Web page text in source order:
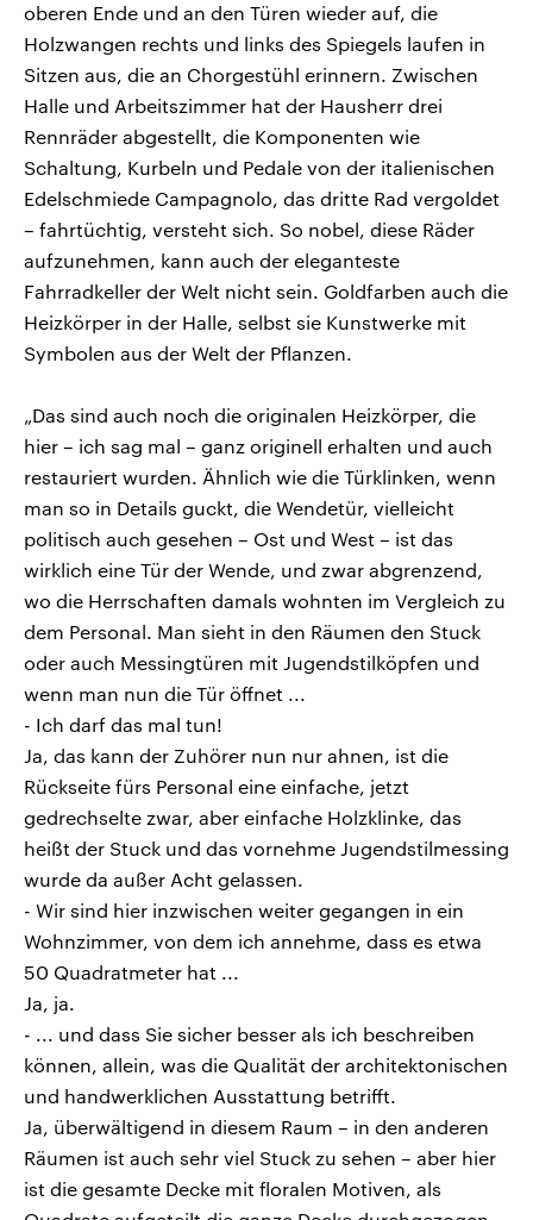
oberen Ende und an den Türen wieder auf, die
Holzwangen rechts und links des Spiegels laufen in
Sitzen aus, die an Chorgestühl erinnern. Zwischen
Halle und Arbeitszimmer hat der Hausherr drei
Rennräder abgestellt, die Komponenten wie
Schaltung, Kurbeln und Pedale von der italienischen
Edelschmiede Campagnolo, das dritte Rad vergoldet
– fahrtüchtig, versteht sich. So nobel, diese Räder
aufzunehmen, kann auch der eleganteste
Fahrradkeller der Welt nicht sein. Goldfarben auch die
Heizkörper in der Halle, selbst sie Kunstwerke mit
Symbolen aus der Welt der Pflanzen.
„Das sind auch noch die originalen Heizkörper, die
hier – ich sag mal – ganz originell erhalten und auch
restauriert wurden. Ähnlich wie die Türklinken, wenn
man so in Details guckt, die Wendetür, vielleicht
politisch auch gesehen – Ost und West – ist das
wirklich eine Tür der Wende, und zwar abgrenzend,
wo die Herrschaften damals wohnten im Vergleich zu
dem Personal. Man sieht in den Räumen den Stuck
oder auch Messingtüren mit Jugendstilköpfen und
wenn man nun die Tür öffnet ...
- Ich darf das mal tun!
Ja, das kann der Zuhörer nun nur ahnen, ist die
Rückseite fürs Personal eine einfache, jetzt
gedrechselte zwar, aber einfache Holzklinke, das
heißt der Stuck und das vornehme Jugendstilmessing
wurde da außer Acht gelassen.
- Wir sind hier inzwischen weiter gegangen in ein
Wohnzimmer, von dem ich annehme, dass es etwa
50 Quadratmeter hat ...
Ja, ja.
- ... und dass Sie sicher besser als ich beschreiben
können, allein, was die Qualität der architektonischen
und handwerklichen Ausstattung betrifft.
Ja, überwältigend in diesem Raum – in den anderen
Räumen ist auch sehr viel Stuck zu sehen – aber hier
ist die gesamte Decke mit floralen Motiven, als